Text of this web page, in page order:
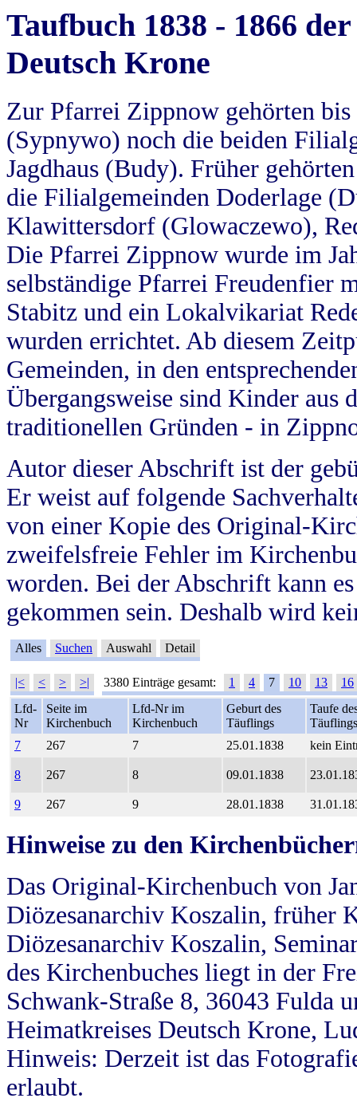
Taufbuch 1838 - 1866
Deutsch Krone
Zur Pfarrei Zippnow gehörten
(Sypnywo) noch die beiden
Jagdhaus (Budy). Früher
die Filialgemeinden Doderlage
Klawittersdorf (Glowaczewo),
Die Pfarrei Zippnow wurde im
selbständige Pfarrei Freudenfier
Stabitz und ein Lokalvikariat
wurden errichtet. Ab diesem
Gemeinden, in den
Übergangsweise sind Kinder aus
traditionellen Gründen - in
Autor dieser Abschrift ist der
Er weist auf folgende
von einer Kopie des Original-
zweifelsfreie Fehler im
worden. Bei der Abschrift kann
gekommen sein. Deshalb wird
Alles Suchen Auswahl Detail
|< < > >| 3380 Einträge gesamt: 1 4 7 10 13
16
Lfd-
Nr
Seite im
Kirchenbuch
Lfd-Nr im
Kirchenbuch
Geburt des
Täuflings
Taufe
Täuflings
7
267 7 25.01.1838 kein
8 267 8 09.01.1838
9 267 9 28.01.1838
Hinweise zu den
Das Original-Kirchenbuch von
Diözesanarchiv Koszalin, früher
Diözesanarchiv Koszalin,
des Kirchenbuches liegt in der
Schwank-Straße 8, 36043 Fulda
Heimatkreises Deutsch Krone,
Hinweis: Derzeit ist das
erlaubt.